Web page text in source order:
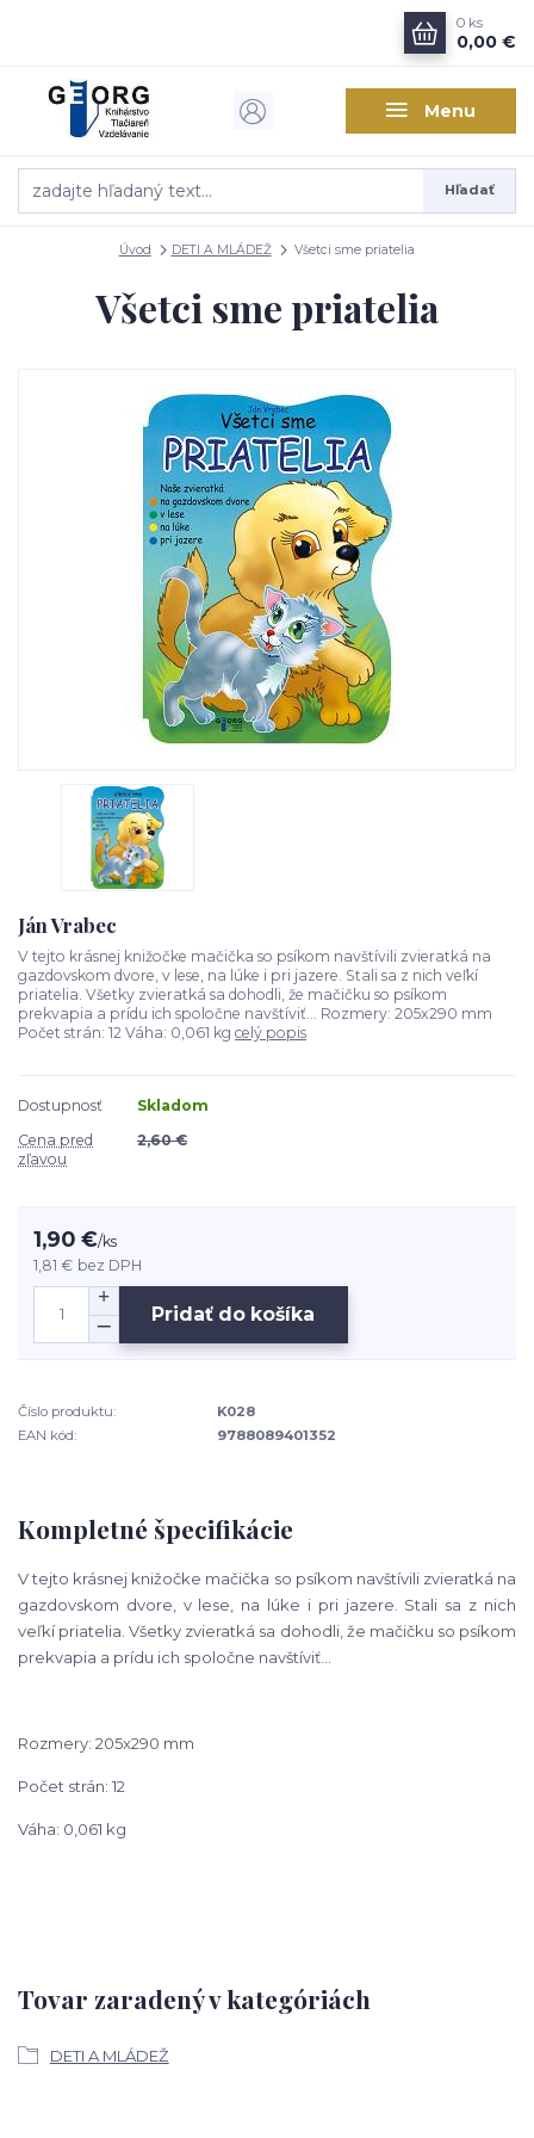
Menu
Hľadať
0 ks
0,00 €
Úvod DETI A MLÁDEŽ Všetci sme priatelia
Všetci sme priatelia
Ján Vrabec
V tejto krásnej knižočke mačička so psíkom navštívili zvieratká na
gazdovskom dvore, v lese, na lúke i pri jazere. Stali sa z nich veľkí
priatelia. Všetky zvieratká sa dohodli, že mačičku so psíkom
prekvapia a prídu ich spoločne navštíviť... Rozmery: 205x290 mm
Počet strán: 12 Váha: 0,061 kg celý popis
Dostupnosť
Skladom
Cena pred
zľavou
2,60 €
1,90 €/ks
1,81 € bez DPH
Pridať do košíka
Číslo produktu:
K028
EAN kód:
9788089401352
Kompletné špecifikácie
V tejto krásnej knižočke mačička so psíkom navštívili zvieratká na
gazdovskom dvore, v lese, na lúke i pri jazere. Stali sa z nich
veľkí priatelia. Všetky zvieratká sa dohodli, že mačičku so psíkom
prekvapia a prídu ich spoločne navštíviť...
Rozmery: 205x290 mm
Počet strán: 12
Váha: 0,061 kg
Tovar zaradený v kategóriách
DETI A MLÁDEŽ